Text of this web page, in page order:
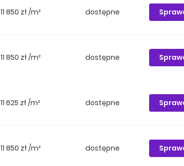
11 850 zł /m² dostępne
11 850 zł /m² dostępne
11 625 zł /m² dostępne
11 850 zł /m² dostępne